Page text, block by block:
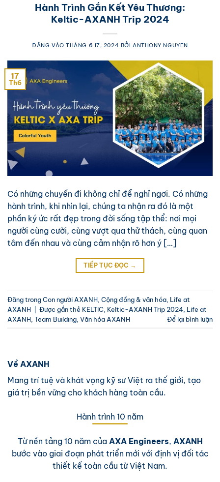
Hành Trình Gắn Kết Yêu Thương:
Keltic-AXANH Trip 2024
ĐĂNG VÀOTHÁNG 6 17, 2024 BỞI ANTHONY NGUYEN
17
Th6
Có những chuyến đi không chỉ để nghỉ ngơi. Có những
hành trình, khi nhìn lại, chúng ta nhận ra đó là một
phần ký ức rất đẹp trong đời sống tập thể: nơi mọi
người cùng cười, cùng vượt qua thử thách, cùng quan
tâm đến nhau và cùng cảm nhận rõ hơn ý […]
TIẾP TỤC ĐỌC →
Đăng trongCon người AXANH Cộng đồng & văn hóa Life at
AXANH
Được gắn thẻ KELTIC Keltic-AXANH Trip 2024 Life at
AXANH Team Building Văn hóa AXANH Để lại bình luận
Về AXANH
Mang trí tuệ và khát vọng kỹ sư Việt ra thế giới, tạo
giá trị bền vững cho khách hàng toàn cầu.
Hành trình 10 năm
Từ nền tảng 10 năm của AXA Engineers, AXANH
bước vào giai đoạn phát triển mới với định vị đối tác
thiết kế toàn cầu từ Việt Nam.